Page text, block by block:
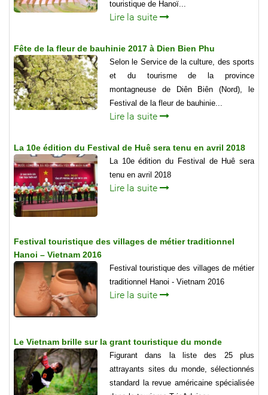
touristique de Hanoï...
Lire la suite
Fête de la fleur de bauhinie 2017 à Dien Bien Phu
Selon le Service de la culture, des sports
et du tourisme de la province
montagneuse de Diên Biên (Nord), le
Festival de la fleur de bauhinie...
Lire la suite
La 10e édition du Festival de Huê sera tenu en avril 2018
La 10e édition du Festival de Huê sera
tenu en avril 2018
Lire la suite
Festival touristique des villages de métier traditionnel
Hanoi – Vietnam 2016
Festival touristique des villages de métier
traditionnel Hanoi - Vietnam 2016
Lire la suite
Le Vietnam brille sur la grant touristique du monde
Figurant dans la liste des 25 plus
attrayants sites du monde, sélectionnés
standard la revue américaine spécialisée